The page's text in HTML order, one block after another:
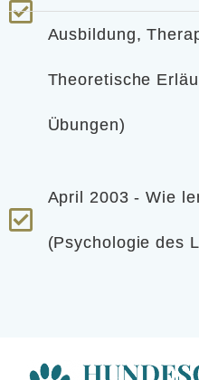
Ausbildung,
Theoretische
Übungen)
April 2003 - Wie
(Psychologie des